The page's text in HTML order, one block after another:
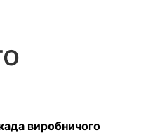
виробничого